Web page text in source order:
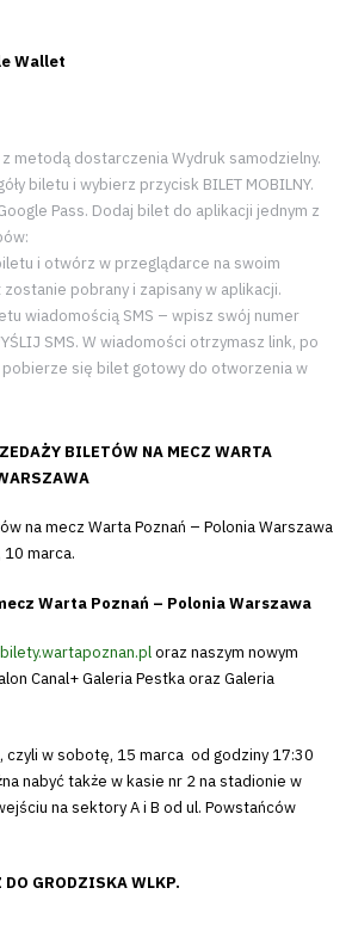
Wallet
metodą dostarczenia Wydruk samodzielny.
biletu i wybierz przycisk BILET MOBILNY.
Pass. Dodaj bilet do aplikacji jednym z
i otwórz w przeglądarce na swoim
pobrany i zapisany w aplikacji.
wiadomością SMS – wpisz swój numer
SMS. W wiadomości otrzymasz link, po
się bilet gotowy do otworzenia w
BILETÓW NA MECZ WARTA
na mecz Warta Poznań – Polonia Warszawa
10 marca.
Warta Poznań – Polonia Warszawa
bilety.wartapoznan.ploraz naszym nowym
Canal+ Galeria Pestka oraz Galeria
czyli w sobotę, 15 marca od godziny 17:30
nabyć także w kasie nr 2 na stadionie w
na sektory A i B od ul. Powstańców
GRODZISKA WLKP.